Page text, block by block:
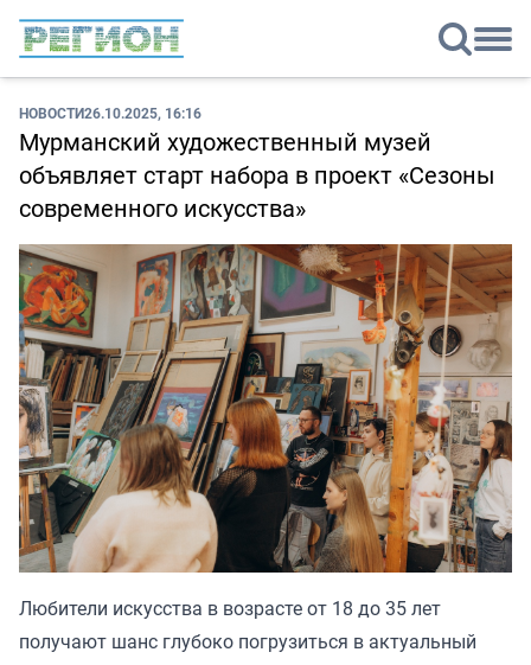
НОВОСТИ26.10.2025, 16:16
Мурманский художественный музей
объявляет старт набора в проект «Сезоны
современного искусства»
Любители искусства в возрасте от 18 до 35 лет
получают шанс глубоко погрузиться в актуальный